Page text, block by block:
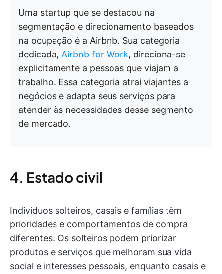
Uma startup que se destacou na
segmentação e direcionamento baseados
na ocupação é a Airbnb. Sua categoria
dedicada, Airbnb for Work, direciona-se
explicitamente a pessoas que viajam a
trabalho. Essa categoria atrai viajantes a
negócios e adapta seus serviços para
atender às necessidades desse segmento
de mercado.
4. Estado civil
Indivíduos solteiros, casais e famílias têm
prioridades e comportamentos de compra
diferentes. Os solteiros podem priorizar
produtos e serviços que melhoram sua vida
social e interesses pessoais, enquanto casais e